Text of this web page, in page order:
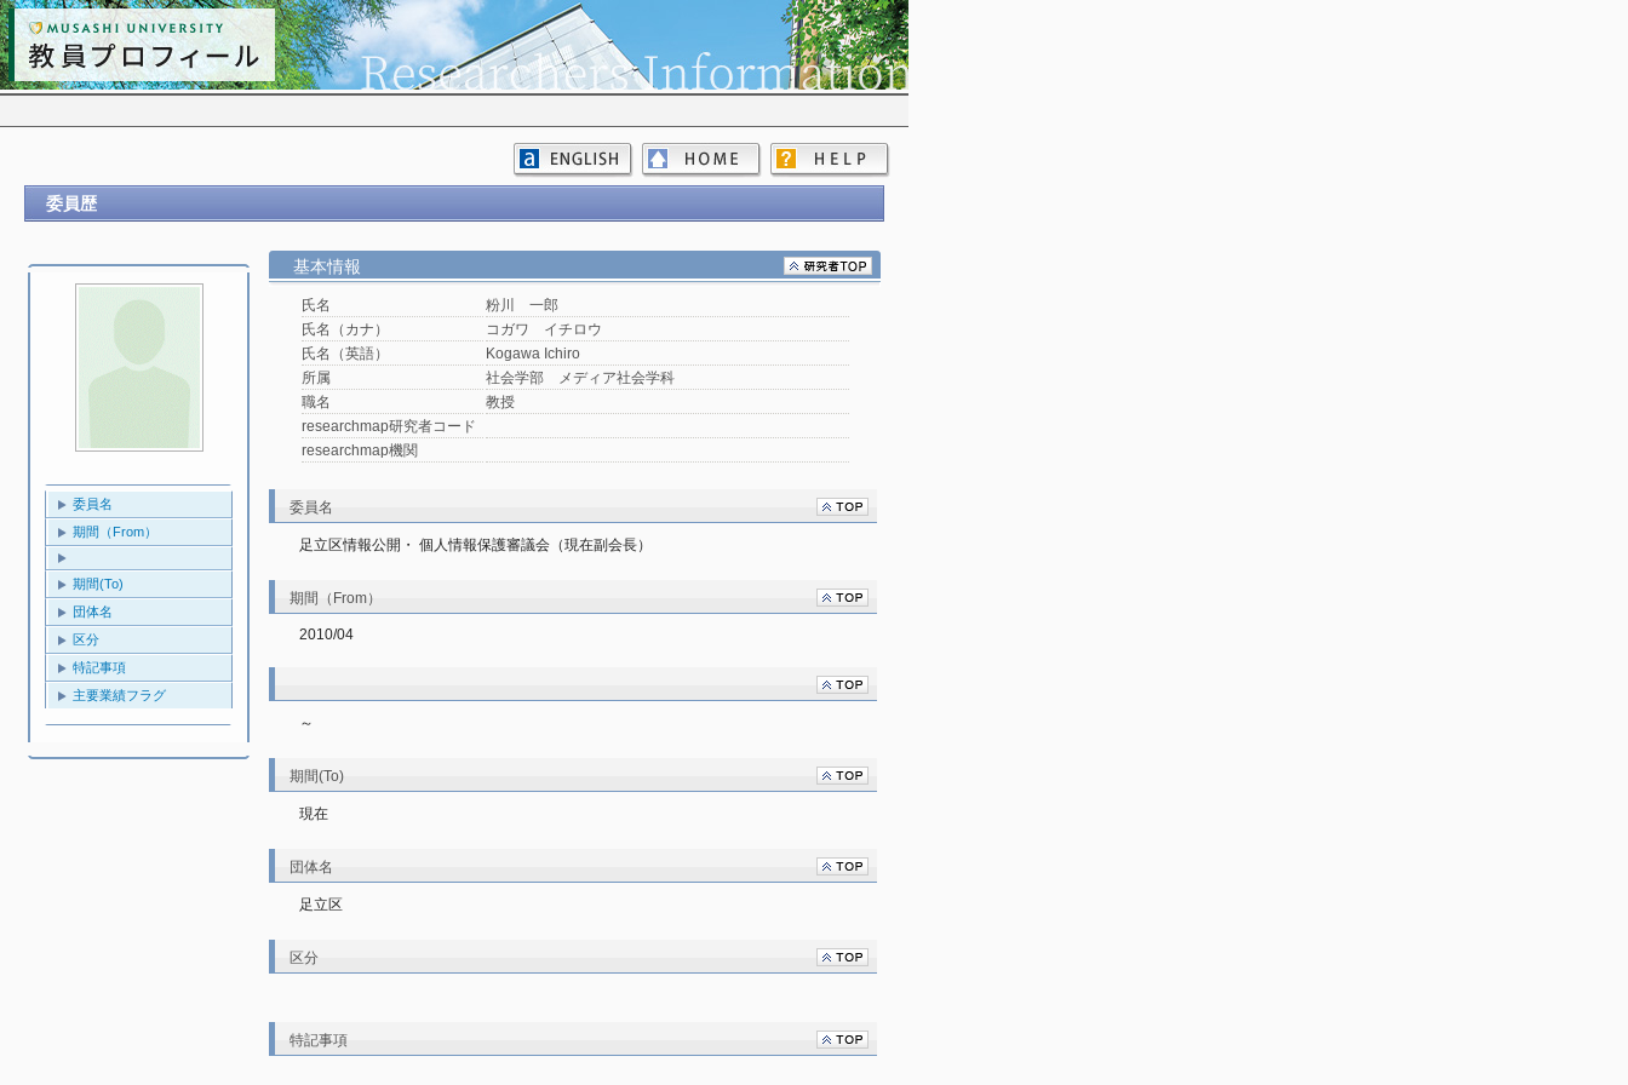
委員歴
委員名
期間（From）
期間(To)
団体名
区分
特記事項
主要業績フラグ
基本情報
氏名
粉川 一郎
氏名（カナ）
コガワ イチロウ
氏名（英語）
Kogawa Ichiro
所属
社会学部 メディア社会学科
職名
教授
researchmap研究者コード
researchmap機関
委員名
足立区情報公開・ 個人情報保護審議会（現在副会長）
期間（From）
2010/04
～
期間(To)
現在
団体名
足立区
区分
特記事項